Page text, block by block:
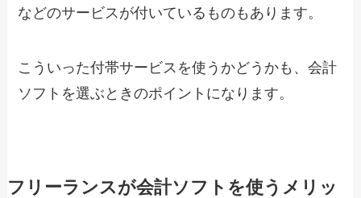
などのサービスが付いているものもあります。
こういった付帯サービスを使うかどうかも、会計
ソフトを選ぶときのポイントになります。
フリーランスが会計ソフトを使うメリッ